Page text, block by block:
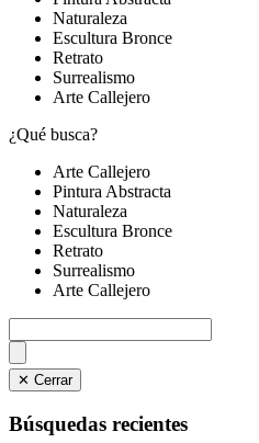
Naturaleza
Escultura Bronce
Retrato
Surrealismo
Arte Callejero
¿Qué busca?
Arte Callejero
Pintura Abstracta
Naturaleza
Escultura Bronce
Retrato
Surrealismo
Arte Callejero
✕ Cerrar
Búsquedas recientes